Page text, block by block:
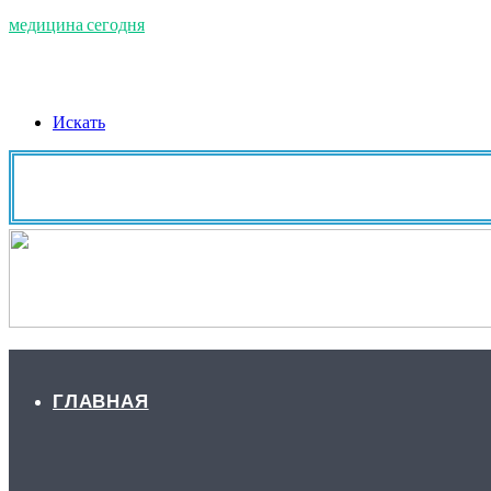
медицина сегодня
Искать
ГЛАВНАЯ